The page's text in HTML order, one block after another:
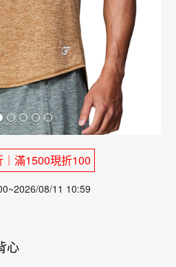
滿1500現折100
08/11 10:59
心